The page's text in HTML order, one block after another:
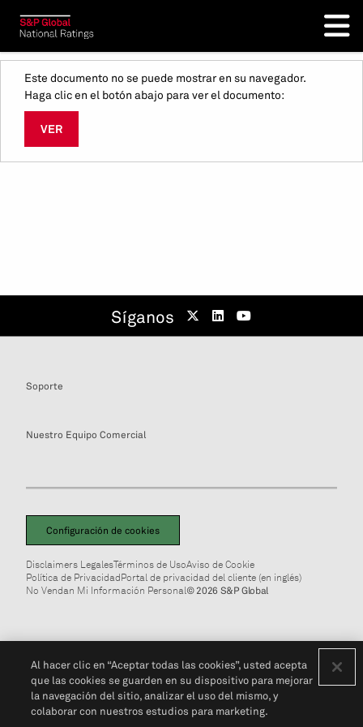
Este documento no se puede mostrar en su navegador.
Haga clic en el botón abajo para ver el documento:
VER
Síganos
Soporte
Nuestro Equipo Comercial
Configuración de cookies
Disclaimers LegalesTérminos de UsoAviso de Cookie
Política de PrivacidadPortal de privacidad del cliente (en inglés)
No Vendan Mi Información Personal© 2026 S&P Global
Al hacer clic en “Aceptar todas las cookies”, usted acepta
que las cookies se guarden en su dispositivo para mejorar
la navegación del sitio, analizar el uso del mismo, y
colaborar con nuestros estudios para marketing.